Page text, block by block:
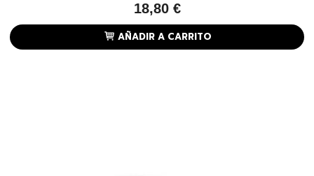
18,80 €
AÑADIR A CARRITO